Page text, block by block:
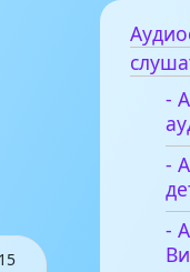
-
-
-